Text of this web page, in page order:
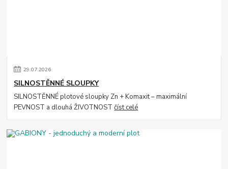
29.07.2026
SILNOSTĚNNÉ SLOUPKY
SILNOSTĚNNÉ plotové sloupky Zn + Komaxit – maximální
PEVNOST a dlouhá ŽIVOTNOSTčíst celé